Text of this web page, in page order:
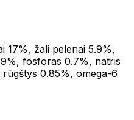
17%, žali pelenai 5.9%,
fosforas 0.7%, natris
rūgštys 0.85%, omega-6